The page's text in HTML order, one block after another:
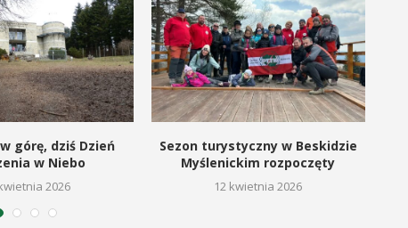
górę, dziś Dzień
w Niebo
2026
Sezon turystyczny w Beskidzie
Myślenickim rozpoczęty
12 kwietnia 2026